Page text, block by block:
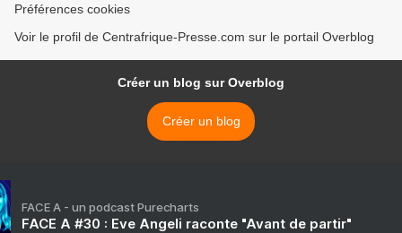
Préférences cookies
Voir le profil de Centrafrique-Presse.com sur le portail Overblog
Créer un blog sur Overblog
Créer un blog
FACE A - un podcast Purecharts
FACE A #30 : Eve Angeli raconte "Avant de partir"